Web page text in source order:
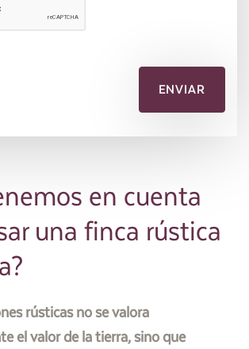
en cuenta
una finca rústica
rústicas no se valora
el valor de la tierra, sino que